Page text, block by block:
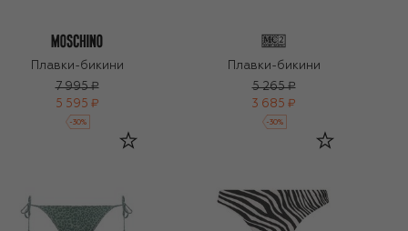
Плавки-бикини
7 995 ₽
5 595 ₽
-30%
Плавки-бикини
5 265 ₽
3 685 ₽
-30%